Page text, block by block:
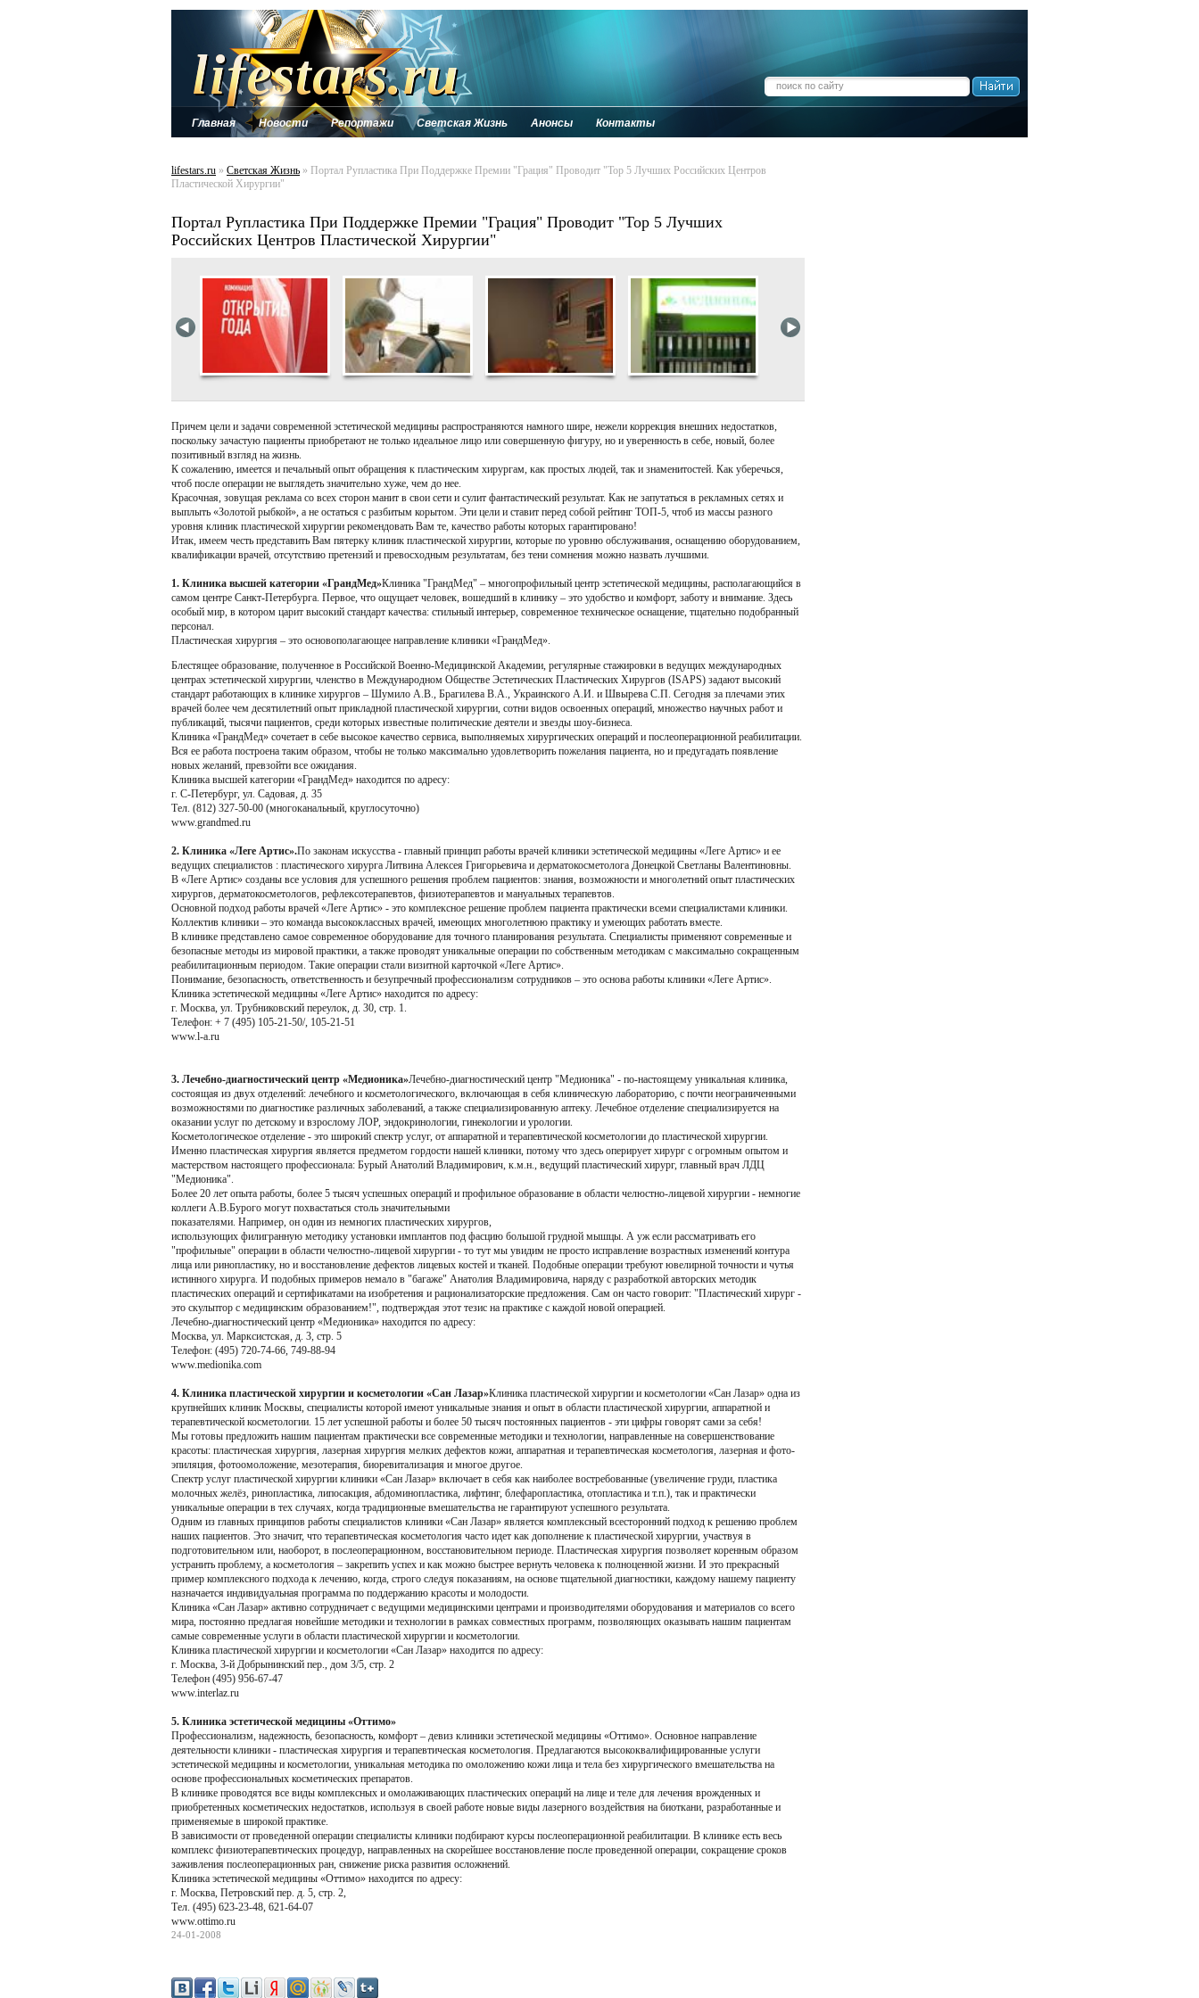
Главная Новости Репортажи Светская Жизнь Анонсы Контакты
lifestars.ru » Светская Жизнь » Портал Рупластика При Поддержке Премии "Грация" Проводит "Тор 5 Лучших Российских Центров
Пластической Хирургии"
Портал Рупластика При Поддержке Премии "Грация" Проводит "Тор 5 Лучших
Российских Центров Пластической Хирургии"
Причем цели и задачи современной эстетической медицины распространяются намного шире, нежели коррекция внешних недостатков,
поскольку зачастую пациенты приобретают не только идеальное лицо или совершенную фигуру, но и уверенность в себе, новый, более
позитивный взгляд на жизнь.
К сожалению, имеется и печальный опыт обращения к пластическим хирургам, как простых людей, так и знаменитостей. Как уберечься,
чтоб после операции не выглядеть значительно хуже, чем до нее.
Красочная, зовущая реклама со всех сторон манит в свои сети и сулит фантастический результат. Как не запутаться в рекламных сетях и
выплыть «Золотой рыбкой», а не остаться с разбитым корытом. Эти цели и ставит перед собой рейтинг ТОП-5, чтоб из массы разного
уровня клиник пластической хирургии рекомендовать Вам те, качество работы которых гарантировано!
Итак, имеем честь представить Вам пятерку клиник пластической хирургии, которые по уровню обслуживания, оснащению оборудованием,
квалификации врачей, отсутствию претензий и превосходным результатам, без тени сомнения можно назвать лучшими.
1. Клиника высшей категории «ГрандМед»Клиника "ГрандМед" – многопрофильный центр эстетической медицины, располагающийся в
самом центре Санкт-Петербурга. Первое, что ощущает человек, вошедший в клинику – это удобство и комфорт, заботу и внимание. Здесь
особый мир, в котором царит высокий стандарт качества: стильный интерьер, современное техническое оснащение, тщательно подобранный
персонал.
Пластическая хирургия – это основополагающее направление клиники «ГрандМед».
Блестящее образование, полученное в Российской Военно-Медицинской Академии, регулярные стажировки в ведущих международных
центрах эстетической хирургии, членство в Международном Обществе Эстетических Пластических Хирургов (ISAPS) задают высокий
стандарт работающих в клинике хирургов – Шумило А.В., Брагилева В.А., Украинского А.И. и Швырева С.П. Сегодня за плечами этих
врачей более чем десятилетний опыт прикладной пластической хирургии, сотни видов освоенных операций, множество научных работ и
публикаций, тысячи пациентов, среди которых известные политические деятели и звезды шоу-бизнеса.
Клиника «ГрандМед» сочетает в себе высокое качество сервиса, выполняемых хирургических операций и послеоперационной реабилитации.
Вся ее работа построена таким образом, чтобы не только максимально удовлетворить пожелания пациента, но и предугадать появление
новых желаний, превзойти все ожидания.
Клиника высшей категории «ГрандМед» находится по адресу:
г. С-Петербург, ул. Садовая, д. 35
Тел. (812) 327-50-00 (многоканальный, круглосуточно)
www.grandmed.ru
2. Клиника «Леге Артис».По законам искусства - главный принцип работы врачей клиники эстетической медицины «Леге Артис» и ее
ведущих специалистов : пластического хирурга Литвина Алексея Григорьевича и дерматокосметолога Донецкой Светланы Валентиновны.
В «Леге Артис» созданы все условия для успешного решения проблем пациентов: знания, возможности и многолетний опыт пластических
хирургов, дерматокосметологов, рефлексотерапевтов, физиотерапевтов и мануальных терапевтов.
Основной подход работы врачей «Леге Артис» - это комплексное решение проблем пациента практически всеми специалистами клиники.
Коллектив клиники – это команда высококлассных врачей, имеющих многолетнюю практику и умеющих работать вместе.
В клинике представлено самое современное оборудование для точного планирования результата. Специалисты применяют современные и
безопасные методы из мировой практики, а также проводят уникальные операции по собственным методикам с максимально сокращенным
реабилитационным периодом. Такие операции стали визитной карточкой «Леге Артис».
Понимание, безопасность, ответственность и безупречный профессионализм сотрудников – это основа работы клиники «Леге Артис».
Клиника эстетической медицины «Леге Артис» находится по адресу:
г. Москва, ул. Трубниковский переулок, д. 30, стр. 1.
Телефон: + 7 (495) 105-21-50/, 105-21-51
www.l-a.ru
3. Лечебно-диагностический центр «Медионика»Лечебно-диагностический центр "Медионика" - по-настоящему уникальная клиника,
состоящая из двух отделений: лечебного и косметологического, включающая в себя клиническую лабораторию, с почти неограниченными
возможностями по диагностике различных заболеваний, а также специализированную аптеку. Лечебное отделение специализируется на
оказании услуг по детскому и взрослому ЛОР, эндокринологии, гинекологии и урологии.
Косметологическое отделение - это широкий спектр услуг, от аппаратной и терапевтической косметологии до пластической хирургии.
Именно пластическая хирургия является предметом гордости нашей клиники, потому что здесь оперирует хирург с огромным опытом и
мастерством настоящего профессионала: Бурый Анатолий Владимирович, к.м.н., ведущий пластический хирург, главный врач ЛДЦ
"Медионика".
Более 20 лет опыта работы, более 5 тысяч успешных операций и профильное образование в области челюстно-лицевой хирургии - немногие
коллеги А.В.Бурого могут похвастаться столь значительными
показателями. Например, он один из немногих пластических хирургов,
использующих филигранную методику установки имплантов под фасцию большой грудной мышцы. А уж если рассматривать его
"профильные" операции в области челюстно-лицевой хирургии - то тут мы увидим не просто исправление возрастных изменений контура
лица или ринопластику, но и восстановление дефектов лицевых костей и тканей. Подобные операции требуют ювелирной точности и чутья
истинного хирурга. И подобных примеров немало в "багаже" Анатолия Владимировича, наряду с разработкой авторских методик
пластических операций и сертификатами на изобретения и рационализаторские предложения. Сам он часто говорит: "Пластический хирург -
это скульптор с медицинским образованием!", подтверждая этот тезис на практике с каждой новой операцией.
Лечебно-диагностический центр «Медионика» находится по адресу:
Москва, ул. Марксистская, д. 3, стр. 5
Телефон: (495) 720-74-66, 749-88-94
www.medionika.com
4. Клиника пластической хирургии и косметологии «Сан Лазар»Клиника пластической хирургии и косметологии «Сан Лазар» одна из
крупнейших клиник Москвы, специалисты которой имеют уникальные знания и опыт в области пластической хирургии, аппаратной и
терапевтической косметологии. 15 лет успешной работы и более 50 тысяч постоянных пациентов - эти цифры говорят сами за себя!
Мы готовы предложить нашим пациентам практически все современные методики и технологии, направленные на совершенствование
красоты: пластическая хирургия, лазерная хирургия мелких дефектов кожи, аппаратная и терапевтическая косметология, лазерная и фото-
эпиляция, фотоомоложение, мезотерапия, биоревитализация и многое другое.
Спектр услуг пластической хирургии клиники «Сан Лазар» включает в себя как наиболее востребованные (увеличение груди, пластика
молочных желёз, ринопластика, липосакция, абдоминопластика, лифтинг, блефаропластика, отопластика и т.п.), так и практически
уникальные операции в тех случаях, когда традиционные вмешательства не гарантируют успешного результата.
Одним из главных принципов работы специалистов клиники «Сан Лазар» является комплексный всесторонний подход к решению проблем
наших пациентов. Это значит, что терапевтическая косметология часто идет как дополнение к пластической хирургии, участвуя в
подготовительном или, наоборот, в послеоперационном, восстановительном периоде. Пластическая хирургия позволяет коренным образом
устранить проблему, а косметология – закрепить успех и как можно быстрее вернуть человека к полноценной жизни. И это прекрасный
пример комплексного подхода к лечению, когда, строго следуя показаниям, на основе тщательной диагностики, каждому нашему пациенту
назначается индивидуальная программа по поддержанию красоты и молодости.
Клиника «Сан Лазар» активно сотрудничает с ведущими медицинскими центрами и производителями оборудования и материалов со всего
мира, постоянно предлагая новейшие методики и технологии в рамках совместных программ, позволяющих оказывать нашим пациентам
самые современные услуги в области пластической хирургии и косметологии.
Клиника пластической хирургии и косметологии «Сан Лазар» находится по адресу:
г. Москва, 3-й Добрынинский пер., дом 3/5, стр. 2
Телефон (495) 956-67-47
www.interlaz.ru
5. Клиника эстетической медицины «Оттимо»
Профессионализм, надежность, безопасность, комфорт – девиз клиники эстетической медицины «Оттимо». Основное направление
деятельности клиники - пластическая хирургия и терапевтическая косметология. Предлагаются высококвалифицированные услуги
эстетической медицины и косметологии, уникальная методика по омоложению кожи лица и тела без хирургического вмешательства на
основе профессиональных косметических препаратов.
В клинике проводятся все виды комплексных и омолаживающих пластических операций на лице и теле для лечения врожденных и
приобретенных косметических недостатков, используя в своей работе новые виды лазерного воздействия на биоткани, разработанные и
применяемые в широкой практике.
В зависимости от проведенной операции специалисты клиники подбирают курсы послеоперационной реабилитации. В клинике есть весь
комплекс физиотерапевтических процедур, направленных на скорейшее восстановление после проведенной операции, сокращение сроков
заживления послеоперационных ран, снижение риска развития осложнений.
Клиника эстетической медицины «Оттимо» находится по адресу:
г. Москва, Петровский пер. д. 5, стр. 2,
Тел. (495) 623-23-48, 621-64-07
www.ottimo.ru
24-01-2008